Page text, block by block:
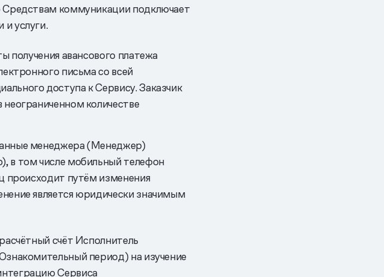
Средствам коммуникации подключает
услуги.
получения авансового платежа
письма со всей
доступа к Сервису. Заказчик
количестве
менеджера (Менеджер)
в том числе мобильный телефон
происходит путём изменения
является юридически значимым
счёт Исполнитель
период) на изучение
Сервиса